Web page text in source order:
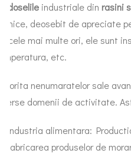
Pardoselile industriale din rasini
tehnice, deosebit de apreciate
De cele mai multe ori, ele sunt
temperatura, etc.
Datorita nenumaratelor sale
diverse domenii de activitate.
Industria alimentara:
fabricarea produselor de